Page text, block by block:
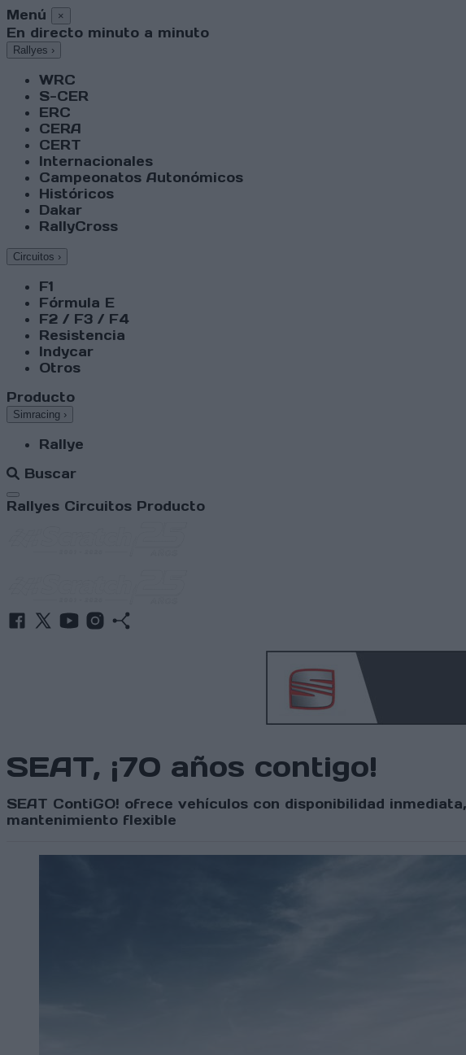
Menú ×
En directo minuto a minuto
Rallyes ›
WRC
S-CER
ERC
CERA
CERT
Internacionales
Campeonatos Autonómicos
Históricos
Dakar
RallyCross
Circuitos ›
F1
Fórmula E
F2 / F3 / F4
Resistencia
Indycar
Otros
Producto
Simracing ›
Rallye
Buscar
Abrir menú
Rallyes Circuitos Producto
SEAT, ¡70 años contigo!
SEAT ContiGO! ofrece vehículos con disponibilidad
mantenimiento flexible